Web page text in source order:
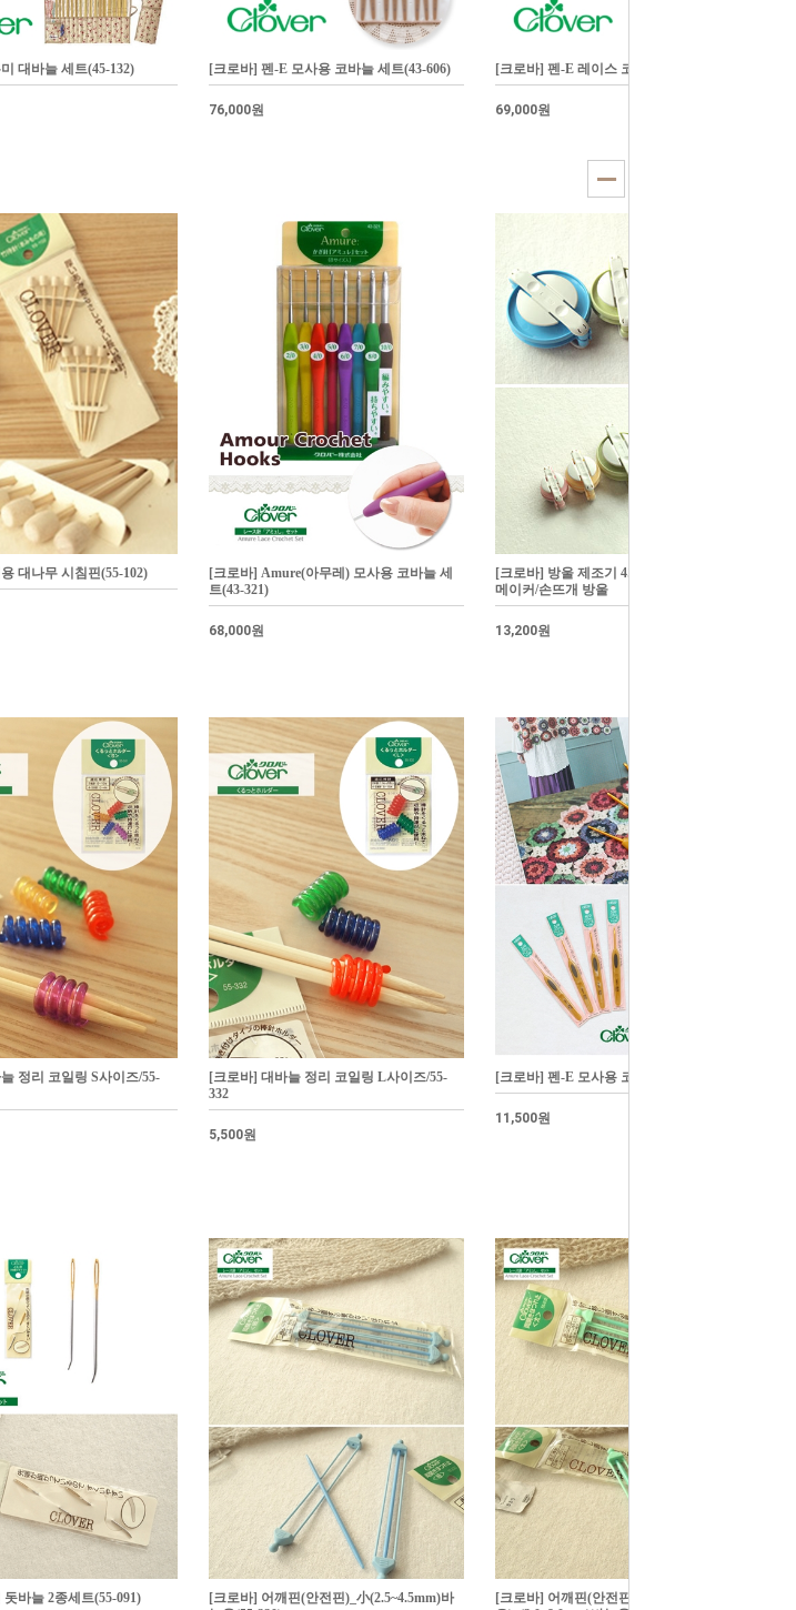
대바늘 세트(45-132) [크로바] 펜-E 모사용 코바늘 세트(43-606)
76,000원
[크로바] 펜-E 레이스 코바늘 세트(43-605)
69,000원
대나무 시침핀(55-102)
[크로바] Amure(아무레) 모사용 코바늘 세
트(43-321)
68,000원
[크로바] 방울 제조기 4개 세트(58-775)/폼폼
메이커/손뜨개 방울
13,200원
정리 코일링 S사이즈/55-
[크로바] 대바늘 정리 코일링 L사이즈/55-
332
5,500원
[크로바] 펜-E 모사용 코바늘
11,500원
바늘 2종세트(55-091)
[크로바] 어깨핀(안전핀)_小(2.5~4.5mm)바
[크로바] 어깨핀(안전핀)_大.短(짧